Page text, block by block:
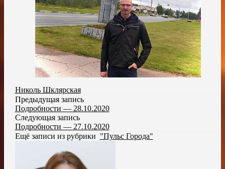
Николь Шклярская
Предыдущая запись
Подробности — 28.10.2020
Следующая запись
Подробности — 27.10.2020
Ещё записи из рубрики "Пульс Города"